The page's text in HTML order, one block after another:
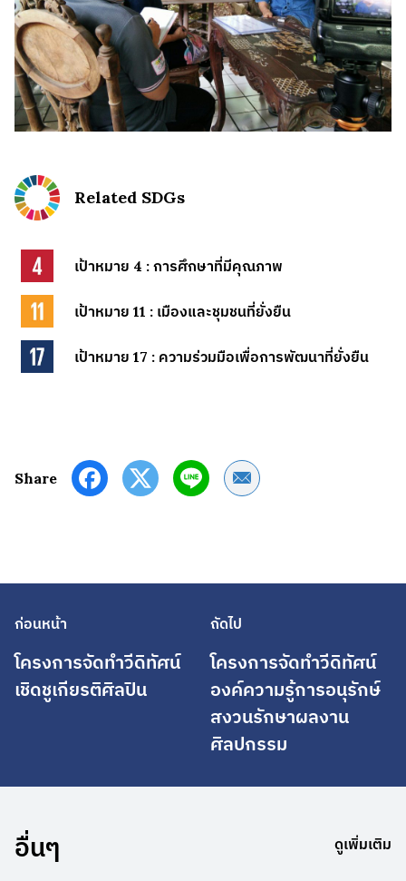
Related SDGs
เป้าหมาย 4 : การศึกษาที่มีคุณภาพ
เป้าหมาย 11 : เมืองและชุมชนที่ยั่งยืน
เป้าหมาย 17 : ความร่วมมือเพื่อการพัฒนาที่ยั่งยืน
Share Share by Email
ก่อนหน้า
โครงการจัดทำวีดิทัศน์
เชิดชูเกียรติศิลปิน
ถัดไป
โครงการจัดทำวีดิทัศน์
องค์ความรู้การอนุรักษ์
สงวนรักษาผลงาน
ศิลปกรรม
อื่นๆ ดูเพิ่มเติม